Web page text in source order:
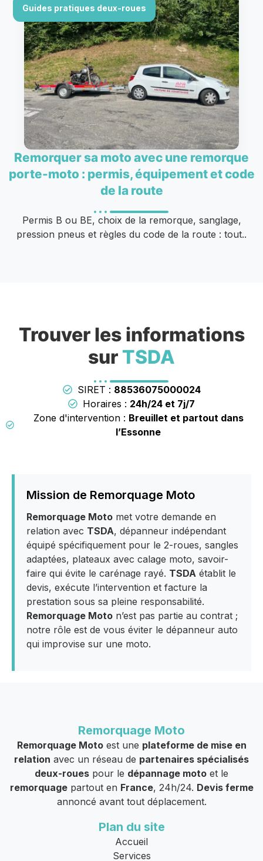
Guides pratiques deux-roues
Remorquer sa moto avec une remorque
porte-moto : permis, équipement et code
de la route
Permis B ou BE, choix de la remorque, sanglage,
pression pneus et règles du code de la route : tout..
Trouver les informations
sur TSDA
SIRET : 88536075000024
Horaires : 24h/24 et 7j/7
Zone d'intervention : Breuillet et partout dans
l’Essonne
Mission de Remorquage Moto
Remorquage Moto met votre demande en
relation avec TSDA, dépanneur indépendant
équipé spécifiquement pour le 2-roues, sangles
adaptées, plateaux avec calage moto, savoir-
faire qui évite le carénage rayé. TSDA établit le
devis, exécute l’intervention et facture la
prestation sous sa pleine responsabilité.
Remorquage Moto n’est pas partie au contrat ;
notre rôle est de vous éviter le dépanneur auto
qui improvise sur une moto.
Remorquage Moto
Remorquage Motoest une plateforme de mise en
relation avec un réseau de partenaires spécialisés
deux-roues pour le dépannage moto et le
remorquagepartout en France, 24h/24. Devis ferme
annoncé avant tout déplacement.
Plan du site
Accueil
Services